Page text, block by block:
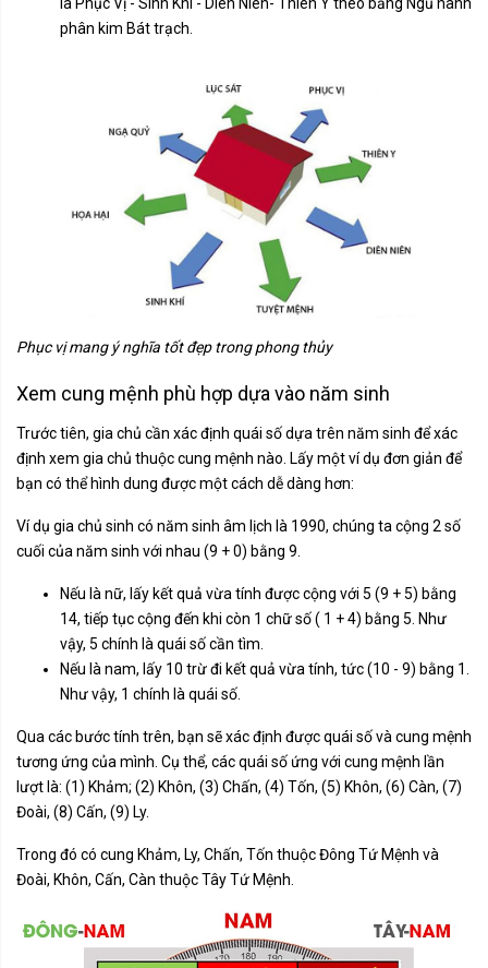
phân kim Bát trạch.
Phục vị mang ý nghĩa tốt đẹp trong phong thủy
Xem cung mệnh phù hợp dựa vào năm sinh
Trước tiên, gia chủ cần xác định quái số dựa trên năm sinh để xác
định xem gia chủ thuộc cung mệnh nào. Lấy một ví dụ đơn giản để
bạn có thể hình dung được một cách dễ dàng hơn:
Ví dụ gia chủ sinh có năm sinh âm lịch là 1990, chúng ta cộng 2 số
cuối của năm sinh với nhau (9 + 0) bằng 9.
Nếu là nữ, lấy kết quả vừa tính được cộng với 5 (9 + 5) bằng
14, tiếp tục cộng đến khi còn 1 chữ số ( 1 + 4) bằng 5. Như
vậy, 5 chính là quái số cần tìm.
Nếu là nam, lấy 10 trừ đi kết quả vừa tính, tức (10 - 9) bằng 1.
Như vậy, 1 chính là quái số.
Qua các bước tính trên, bạn sẽ xác định được quái số và cung mệnh
tương ứng của mình. Cụ thể, các quái số ứng với cung mệnh lần
lượt là: (1) Khảm; (2) Khôn, (3) Chấn, (4) Tốn, (5) Khôn, (6) Càn, (7)
Đoài, (8) Cấn, (9) Ly.
Trong đó có cung Khảm, Ly, Chấn, Tốn thuộc Đông Tứ Mệnh và
Đoài, Khôn, Cấn, Càn thuộc Tây Tứ Mệnh.